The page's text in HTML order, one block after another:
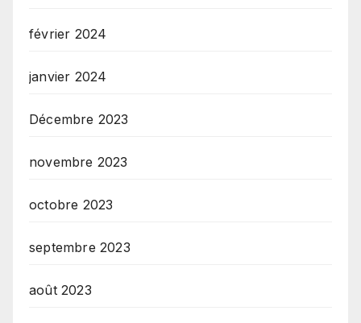
février 2024
janvier 2024
Décembre 2023
novembre 2023
octobre 2023
septembre 2023
août 2023